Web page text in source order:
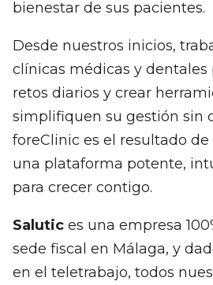
bienestar de sus pacientes.
Desde nuestros inicios,
clínicas médicas y dentales
retos diarios y crear
simplifiquen su gestión sin
foreClinic es el resultado
una plataforma potente,
para crecer contigo.
Salutic es una empresa
sede fiscal en Málaga, y
en el teletrabajo, todos